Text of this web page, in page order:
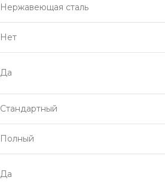
Нержавеющая сталь
Нет
Да
Стандартный
Полный
Да